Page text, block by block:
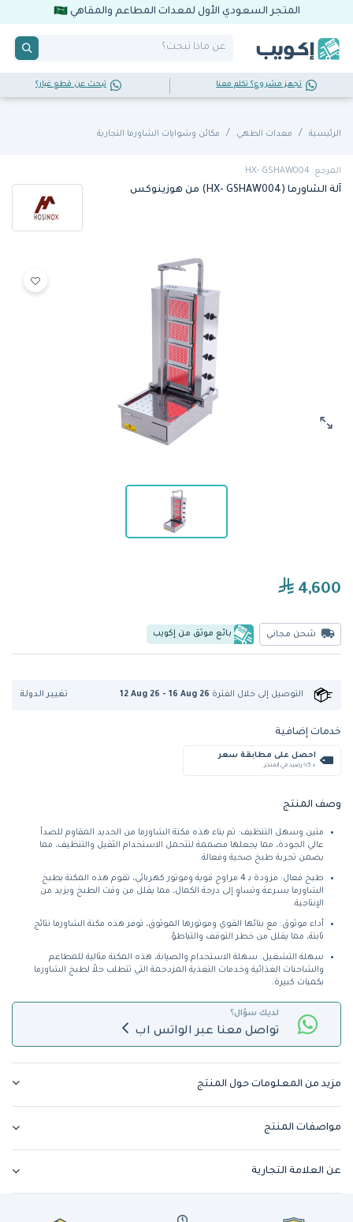
المتجر السعودي الأول لمعدات المطاعم والمقاهي
تجهز مشروع؟ تكلم معنا تبحث عن قطع غيار؟
الرئيسية معدات الطهي مكائن وشوايات الشاورما التجارية
المرجع: HX- GSHAW004
آلة الشاورما (HX- GSHAW004) من هوزينوكس
4,600
شحن مجاني بائع موثق من إكويب
التوصيل إلى خلال الفترة 12 Aug 26 - 16 Aug 26 تغيير الدولة
خدمات إضافية
احصل على مطابقة سعر
+ %5 رصيد في المتجر
وصف المنتج
متين وسهل التنظيف: تم بناء هذه مكنة الشاورما من الحديد المقاوم للصدأ
عالي الجودة، مما يجعلها مصممة لتتحمل الاستخدام الثقيل والتنظيف، مما
يضمن تجربة طبخ صحية وفعالة.
طبخ فعال: مزودة بـ 4 مراوح قوية وموتور كهربائي، تقوم هذه المكنة بطبخ
الشاورما بسرعة وتساوٍ إلى درجة الكمال، مما يقلل من وقت الطبخ ويزيد من
الإنتاجية.
أداء موثوق: مع بنائها القوي وموتورها الموثوق، توفر هذه مكنة الشاورما نتائج
ثابتة، مما يقلل من خطر التوقف والتباطؤ.
سهلة التشغيل: سهلة الاستخدام والصيانة، هذه المكنة مثالية للمطاعم
والشاحنات الغذائية وخدمات التغذية المزدحمة التي تتطلب حلاً لطبخ الشاورما
بكميات كبيرة.
لديك سؤال؟
تواصل معنا عبر الواتس اب
مزيد من المعلومات حول المنتج
مواصفات المنتج
عن العلامة التجارية